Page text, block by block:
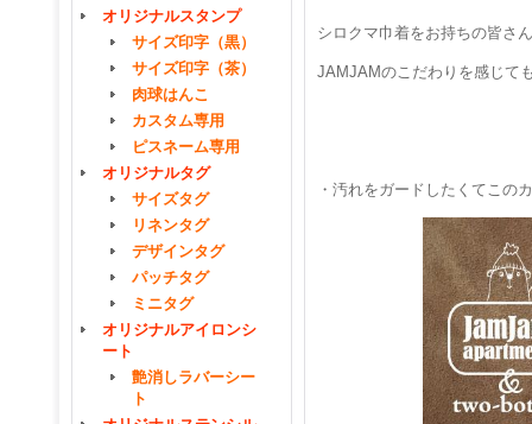
オリジナルスタンプ
サイズ印字（黒）
サイズ印字（茶）
肉球はんこ
カスタム専用
ピスネーム専用
オリジナルタグ
サイズタグ
リネンタグ
デザインタグ
パッチタグ
ミニタグ
オリジナルアイロンシ
ート
艶消しラバーシー
ト
シロクマ巾着をお持ちの皆さ
JAMJAMのこだわりを感じて
・汚れをガードしたくてこの